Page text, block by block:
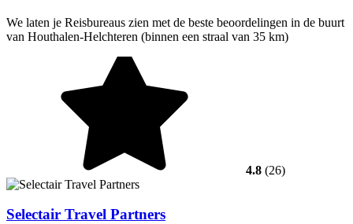
We laten je Reisbureaus zien met de beste beoordelingen in de buurt
van Houthalen-Helchteren (binnen een straal van 35 km)
4.8 (26)
Selectair Travel Partners